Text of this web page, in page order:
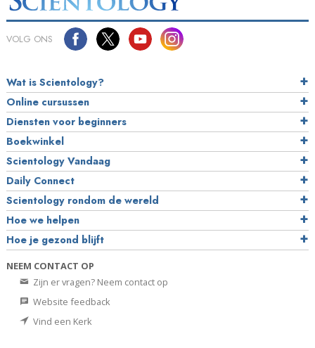
VOLG ONS
Wat is Scientology?
Online cursussen
Diensten voor beginners
Boekwinkel
Scientology Vandaag
Daily Connect
Scientology rondom de wereld
Hoe we helpen
Hoe je gezond blijft
NEEM CONTACT OP
Zijn er vragen? Neem contact op
Website feedback
Vind een Kerk